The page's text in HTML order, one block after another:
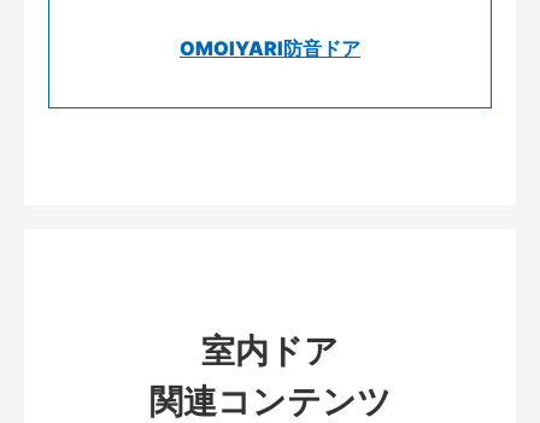
OMOIYARI防音ドア
室内ドア
関連コンテンツ